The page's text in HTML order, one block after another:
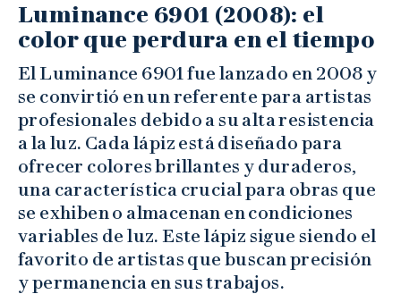
Luminance 6901 (2008): el
color que perdura en el tiempo
El Luminance 6901 fue lanzado en 2008 y
se convirtió en un referente para artistas
profesionales debido a su alta resistencia
a la luz. Cada lápiz está diseñado para
ofrecer colores brillantes y duraderos,
una característica crucial para obras que
se exhiben o almacenan en condiciones
variables de luz. Este lápiz sigue siendo el
favorito de artistas que buscan precisión
y permanencia en sus trabajos.